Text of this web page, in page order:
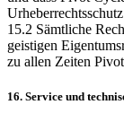
15.2 Sämtliche
geistigen
zu allen Zeiten
16. Service und